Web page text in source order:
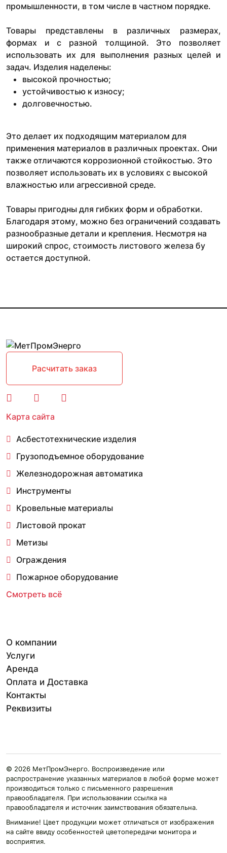
промышленности, в том числе в частном порядке.
Товары представлены в различных размерах,
формах и с разной толщиной. Это позволяет
использовать их для выполнения разных целей и
задач. Изделия наделены:
высокой прочностью;
устойчивостью к износу;
долговечностью.
Это делает их подходящим материалом для
применения материалов в различных проектах. Они
также отличаются коррозионной стойкостью. Это
позволяет использовать их в условиях с высокой
влажностью или агрессивной среде.
Товары пригодны для гибких форм и обработки.
Благодаря этому, можно без ограничений создавать
разнообразные детали и крепления. Несмотря на
широкий спрос, стоимость листового железа бу
остается доступной.
Расчитать заказ
Карта сайта
Асбестотехнические изделия
Грузоподъемное оборудование
Железнодорожная автоматика
Инструменты
Кровельные материалы
Листовой прокат
Метизы
Ограждения
Пожарное оборудование
Смотреть всё
О компании
Услуги
Аренда
Оплата и Доставка
Контакты
Реквизиты
© 2026 МетПромЭнерго. Воспроизведение или
распространение указанных материалов в любой форме может
производиться только с письменного разрешения
правообладателя. При использовании ссылка на
правообладателя и источник заимствования обязательна.
Внимание! Цвет продукции может отличаться от изображения
на сайте ввиду особенностей цветопередачи монитора и
восприятия.